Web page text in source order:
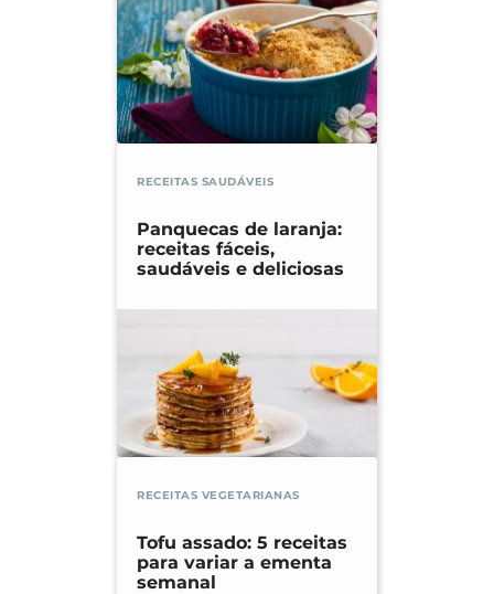
RECEITAS SAUDÁVEIS
Panquecas de laranja:
receitas fáceis,
saudáveis e deliciosas
RECEITAS VEGETARIANAS
Tofu assado: 5 receitas
para variar a ementa
semanal